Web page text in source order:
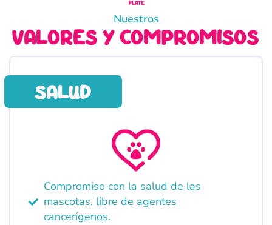
Nuestros
valores y compromisos
salud
Compromiso con la salud de las
mascotas, libre de agentes
cancerígenos.